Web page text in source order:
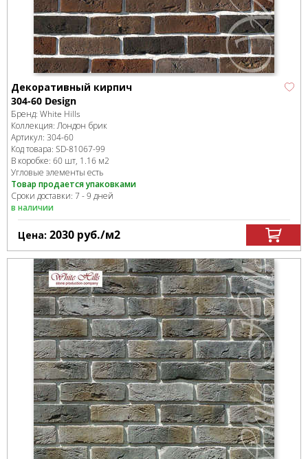
Декоративный кирпич
304-60 Design
Бренд: White Hills
Коллекция:Лондон брик
Артикул: 304-60
Код товара: SD-81067-99
В коробке: 60 шт, 1.16 м2
Угловые элементы есть
Товар продается упаковками
Сроки доставки: 7 - 9 дней
в наличии
Цена: 2030 руб./м2